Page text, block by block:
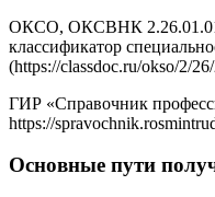
ОКСО, ОКСВНК
классификатор
(https://classdoc.ru/okso/2/
ГИР «Справочник
https://
Основные пути